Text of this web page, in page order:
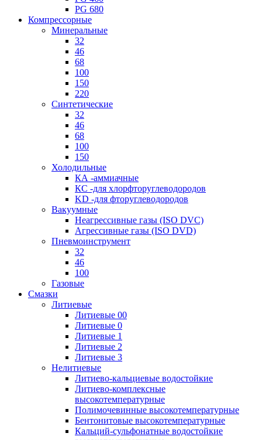
PG 680
Компрессорные
Минеральные
32
46
68
100
150
220
Синтетические
32
46
68
100
150
Холодильные
КА -аммиачные
КС -для хлорфторуглеводородов
KD -для фторуглеводородов
Вакуумные
Неагрессивные газы (ISO DVC)
Агрессивные газы (ISO DVD)
Пневмоинструмент
32
46
100
Газовые
Смазки
Литиевые
Литиевые 00
Литиевые 0
Литиевые 1
Литиевые 2
Литиевые 3
Нелитиевые
Литиево-кальциевые водостойкие
Литиево-комплексные
высокотемпературные
Полимочевинные высокотемпературные
Бентонитовые высокотемпературные
Кальций-сульфонатные водостойкие